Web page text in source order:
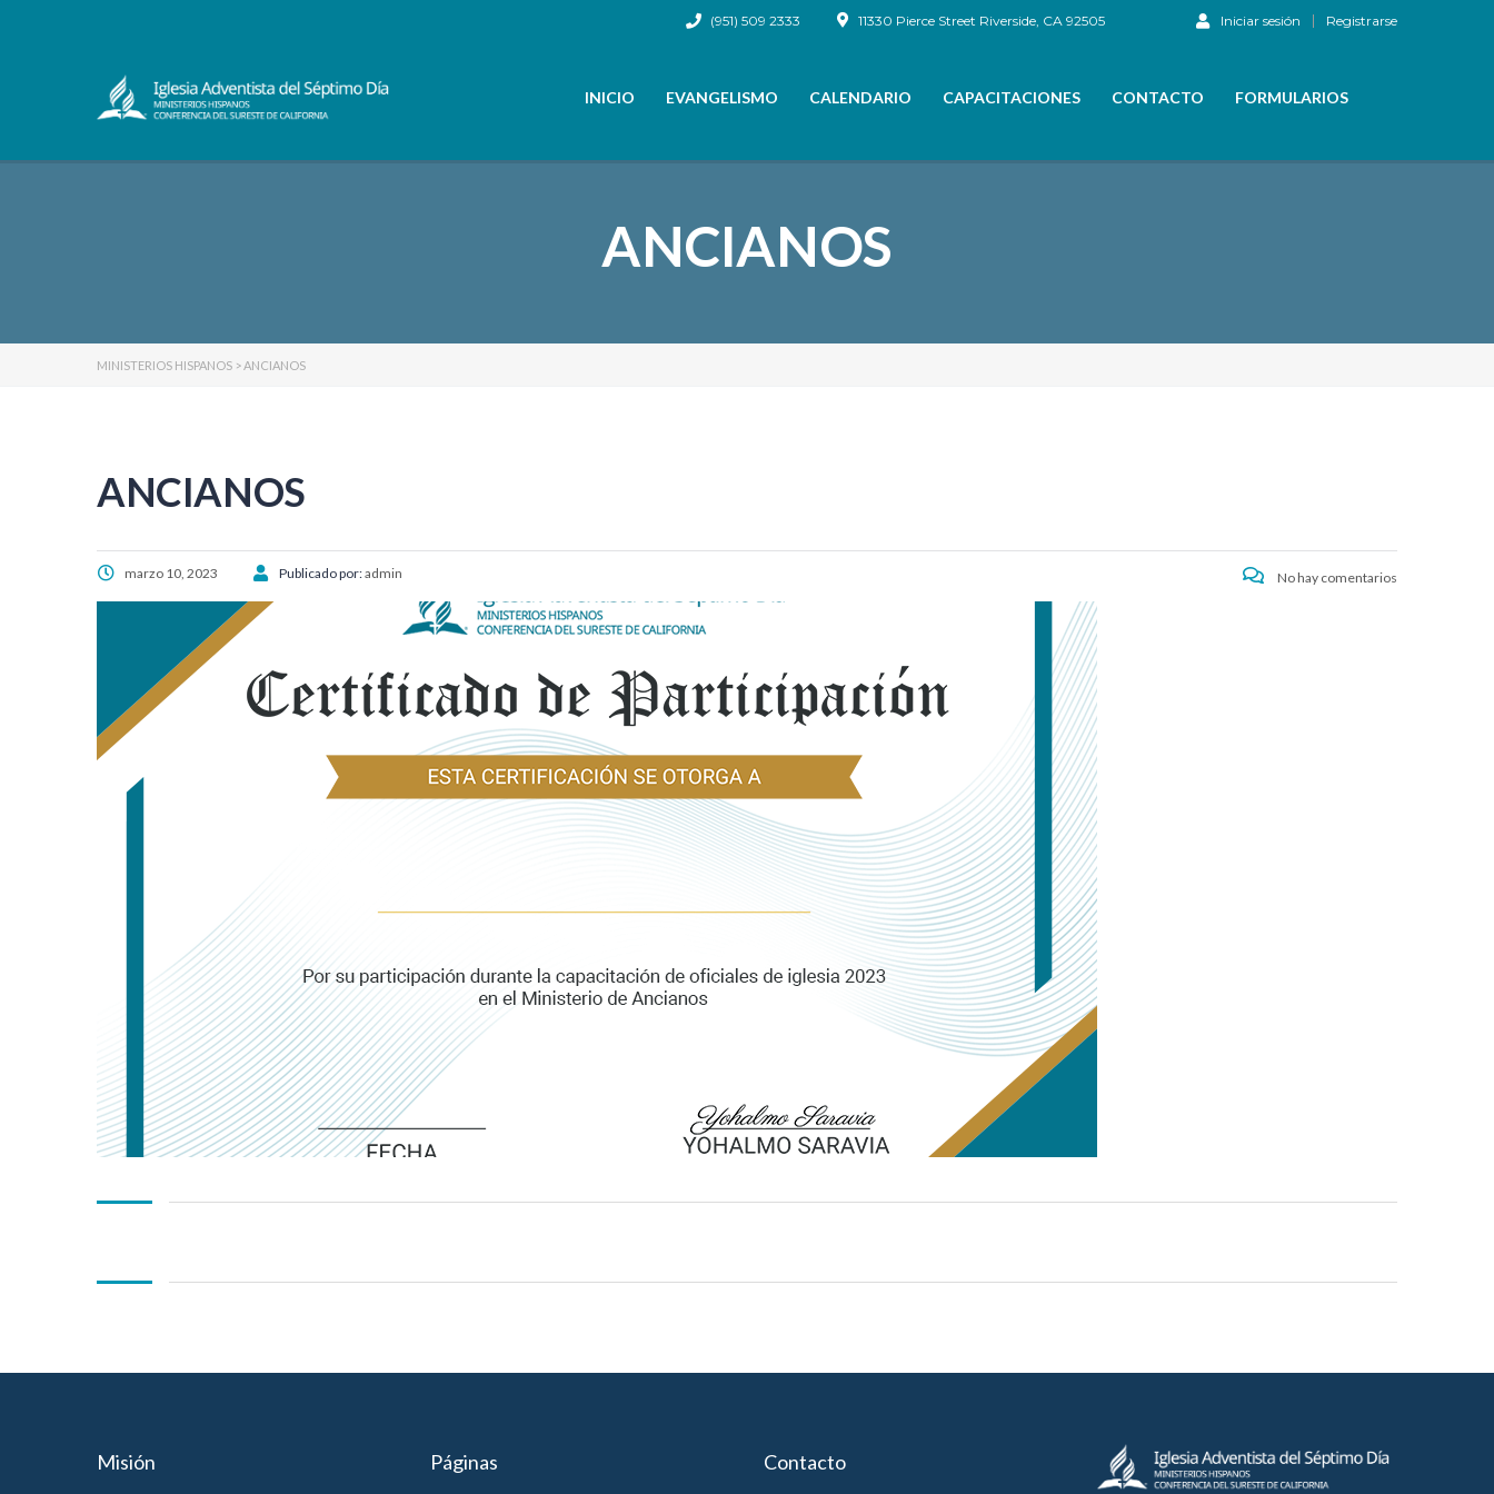
Iniciar sesión Registrarse
11330 Pierce Street Riverside, CA 92505
(951) 509 2333
INICIO EVANGELISMO CALENDARIO CAPACITACIONES CONTACTO FORMULARIOS
ANCIANOS
MINISTERIOS HISPANOS >ANCIANOS
ANCIANOS
marzo 10, 2023 Publicado por:admin No hay comentarios
Misión Páginas Contacto